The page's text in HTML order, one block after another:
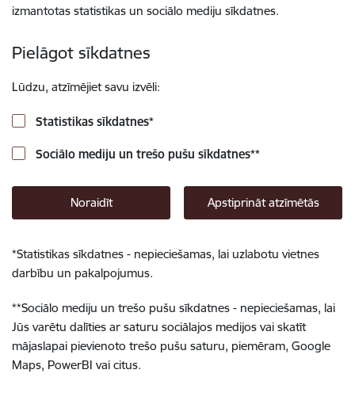
izmantotas statistikas un sociālo mediju sīkdatnes.
Pielāgot sīkdatnes
Lūdzu, atzīmējiet savu izvēli:
Statistikas sīkdatnes*
Sociālo mediju un trešo pušu sīkdatnes**
Noraidīt Apstiprināt atzīmētās
*Statistikas sīkdatnes - nepieciešamas, lai uzlabotu vietnes
darbību un pakalpojumus.
**Sociālo mediju un trešo pušu sīkdatnes - nepieciešamas, lai
Jūs varētu dalīties ar saturu sociālajos medijos vai skatīt
mājaslapai pievienoto trešo pušu saturu, piemēram, Google
Maps, PowerBI vai citus.